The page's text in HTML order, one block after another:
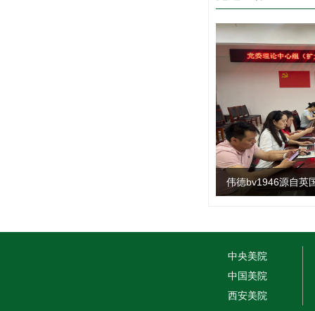
伟德bv1946源自英
中央美院
中国美院
西安美院